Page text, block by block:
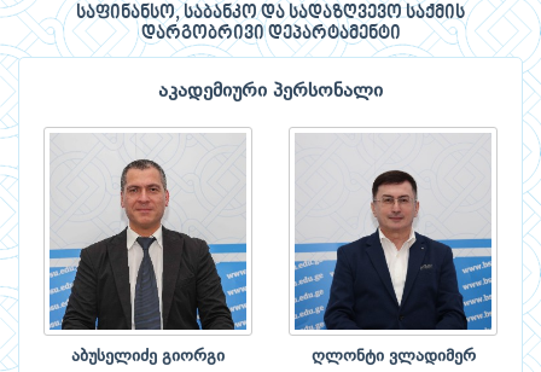
საფინანსო, საბანკო და სადაზღვევო საქმის
დარგობრივი დეპარტამენტი
აკადემიური პერსონალი
აბუსელიძე გიორგი ღლონტი ვლადიმერ